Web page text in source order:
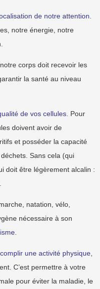
de notre attention.
notre énergie, notre
notre corps doit recevoir les
la santé au niveau
de vos cellules. Pour
doivent avoir de
et posséder la capacité
Sans cela (qui
doit être légèrement alcalin :
natation, vélo,
nécessaire à son
.
une activité physique,
C’est permettre à votre
pour éviter la maladie, le